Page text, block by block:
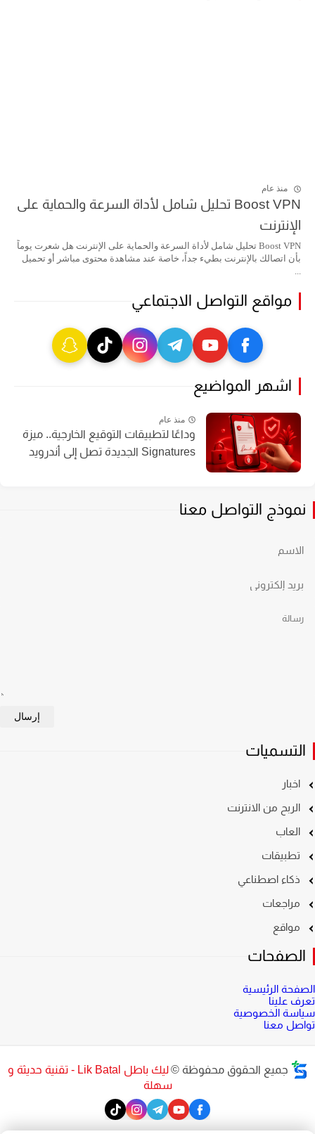
منذ عام
Boost VPN تحليل شامل لأداة السرعة والحماية على
الإنترنت
Boost VPN تحليل شامل لأداة السرعة والحماية على الإنترنت هل شعرت يوماً
بأن اتصالك بالإنترنت بطيء جداً، خاصة عند مشاهدة محتوى مباشر أو تحميل
...
مواقع التواصل الاجتماعي
اشهر المواضيع
منذ عام
وداعًا لتطبيقات التوقيع الخارجية.. ميزة
Signatures الجديدة تصل إلى أندرويد
نموذج التواصل معنا
التسميات
اخبار
الربح من الانترنت
العاب
تطبيقات
ذكاء اصطناعي
مراجعات
مواقع
الصفحات
الصفحة الرئيسية
تعرف علينا
سياسة الخصوصية
تواصل معنا
جميع الحقوق محفوظة ©
ليك باطل Lik Batal - تقنية حديثة و
سهلة